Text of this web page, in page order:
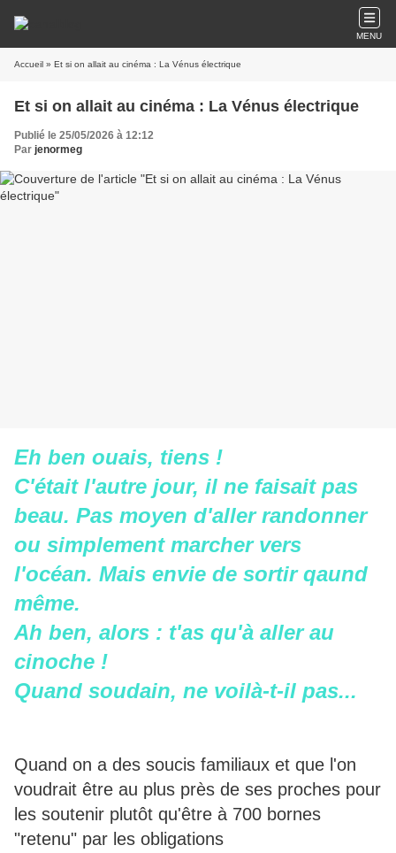
MENU
Accueil » Et si on allait au cinéma : La Vénus électrique
Et si on allait au cinéma : La Vénus électrique
Publié le 25/05/2026 à 12:12
Par jenormeg
Eh ben ouais, tiens !
C'était l'autre jour, il ne faisait pas
beau. Pas moyen d'aller randonner
ou simplement marcher vers
l'océan. Mais envie de sortir qaund
même.
Ah ben, alors : t'as qu'à aller au
cinoche !
Quand soudain, ne voilà-t-il pas...
Quand on a des soucis familiaux et que l'on
voudrait être au plus près de ses proches pour
les soutenir plutôt qu'être à 700 bornes
"retenu" par les obligations